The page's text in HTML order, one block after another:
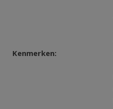
Kenmerken: